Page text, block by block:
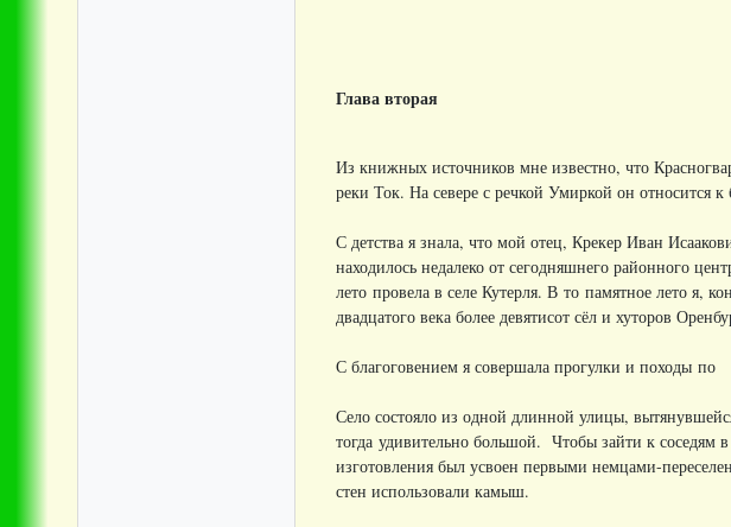
Глава вторая
Из книжных источников мне известно, что
реки Ток. На севере с речкой Умиркой он относится
С детства я знала, что мой отец, Крекер Иван
находилось недалеко от сегодняшнего районного
лето провела в селе Кутерля. В то памятное лето я,
двадцатого века более девятисот сёл и хуторов
С благоговением я совершала прогулки и походы
Село состояло из одной длинной улицы,
тогда удивительно большой. Чтобы зайти к соседям
изготовления был усвоен первыми немцами-
стен использовали камыш.